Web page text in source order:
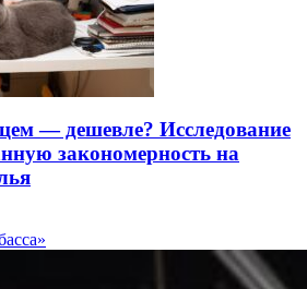
— дешевле? Исследование
закономерность на